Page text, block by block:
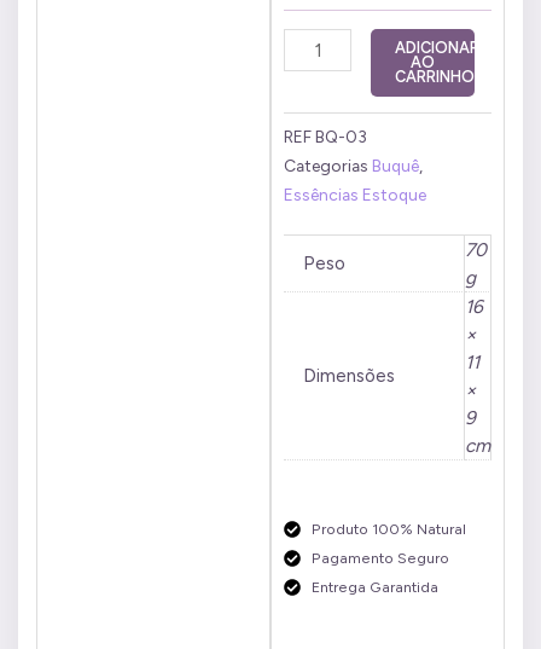
Buquê
Consciência
10
ml
quantidade
ADICIONAR
AO
CARRINHO
REFBQ-03
Categorias Buquê
Essências Estoque
Peso
70
g
Dimensões
16
×
11
×
9
cm
Produto 100% Natural
Pagamento Seguro
Entrega Garantida